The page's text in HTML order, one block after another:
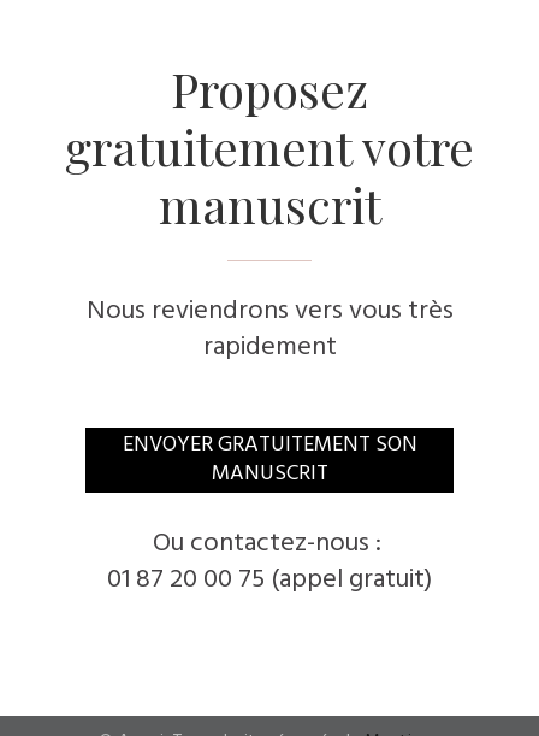
Proposez
gratuitement votre
manuscrit
Nous reviendrons vers vous très
rapidement
ENVOYER GRATUITEMENT SON
MANUSCRIT
Ou contactez-nous :
01 87 20 00 75 (appel gratuit)